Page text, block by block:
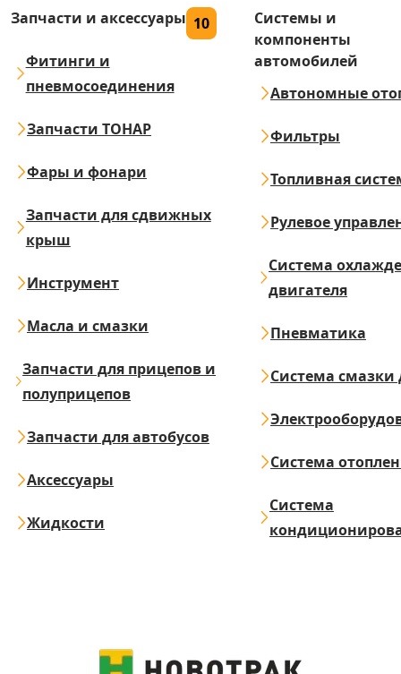
Запчасти и аксессуары 10
Фитинги и
пневмосоединения
Запчасти ТОНАР
Фары и фонари
Запчасти для сдвижных
крыш
Инструмент
Масла и смазки
Запчасти для прицепов и
полуприцепов
Запчасти для автобусов
Аксессуары
Жидкости
Системы и
компоненты
автомобилей
Автономные
Фильтры
Топливная
Рулевое
Система
двигателя
Пневматика
Система смазки
Система
Система